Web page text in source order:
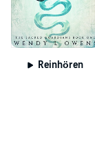
Reinhören